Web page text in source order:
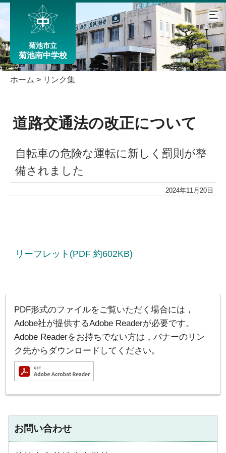
菊池市立
菊池南中学校
ホーム > リンク集
道路交通法の改正について
自転車の危険な運転に新しく罰則が整
備されました
2024年11月20日
リーフレット(PDF 約602KB)
PDF形式のファイルをご覧いただく場合には，
Adobe社が提供するAdobe Readerが必要です。
Adobe Readerをお持ちでない方は，バナーのリン
ク先からダウンロードしてください。
お問い合わせ